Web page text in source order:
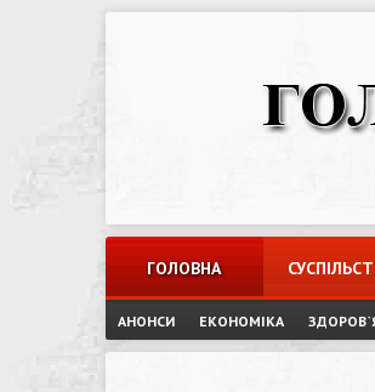
ГОЛОВНА
АНОНСИ ЕКОНОМІКА